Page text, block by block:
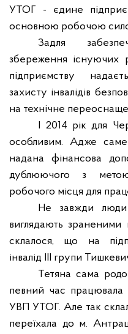
УТОГ - єдине
основною робочою
Задля
збереження існуючих
підприємству
захисту інвалідів
на технічне
І 2014 рік для
особливим. Адже
надана фінансова
дублюючого з
робочого місця для
Не завжди люди
виглядають зраненими
склалося, що на
інвалід ІІІ групи
Тетяна сама
певний час працювала
УВП УТОГ. Але так
переїхала до м.